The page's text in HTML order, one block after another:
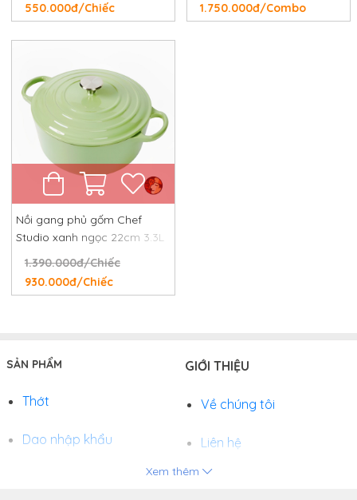
550.000đ/Chiếc
1.750.000đ/Combo
Nồi gang phủ gốm Chef
Studio xanh ngọc 22cm 3.3L
1.390.000đ/Chiếc
930.000đ/Chiếc
SẢN PHẨM
Thớt
Dao nhập khẩu
GIỚI THIỆU
Về chúng tôi
Liên hệ
Xem thêm